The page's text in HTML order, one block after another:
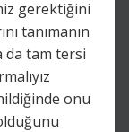
gerektiğini
tanımanın
da tam tersi
onu